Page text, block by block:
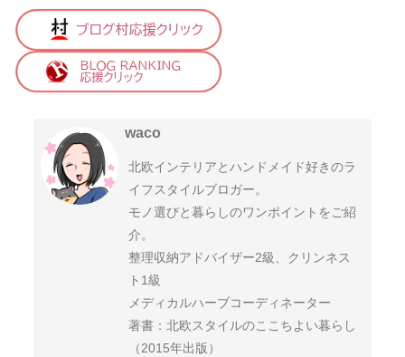
waco
北欧インテリアとハンドメイド好きのラ
イフスタイルブロガー。
モノ選びと暮らしのワンポイントをご紹
介。
整理収納アドバイザー2級、クリンネス
ト1級
メディカルハーブコーディネーター
著書：北欧スタイルのここちよい暮らし
（2015年出版）